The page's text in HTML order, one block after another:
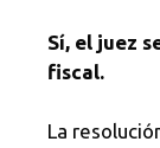
Sí, el juez
fiscal.
La